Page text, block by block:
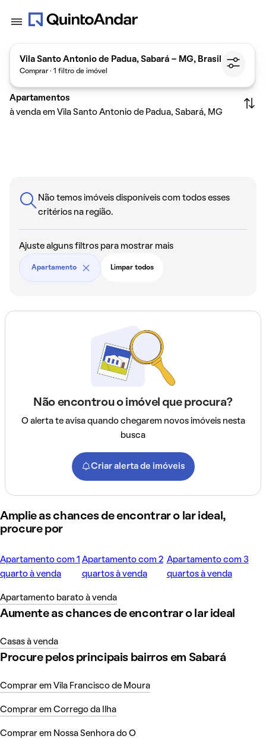
Vila Santo Antonio de Padua, Sabará - MG, Brasil
Comprar · 1 filtro de imóvel
Apartamentos
à venda em Vila Santo Antonio de Padua, Sabará, MG
Não temos imóveis disponíveis com todos esses
critérios na região.
Ajuste alguns filtros para mostrar mais
Apartamento Limpar todos
Não encontrou o imóvel que procura?
O alerta te avisa quando chegarem novos imóveis nesta
busca
Criar alerta de imóveis
Amplie as chances de encontrar o lar ideal,
procure por
Apartamento com 1
quarto à venda
Apartamento com 2
quartos à venda
Apartamento com 3
quartos à venda
Apartamento barato à venda
Aumente as chances de encontrar o lar ideal
Casas à venda
Procure pelos principais bairros em Sabará
Comprar em Vila Francisco de Moura
Comprar em Corrego da Ilha
Comprar em Nossa Senhora do O